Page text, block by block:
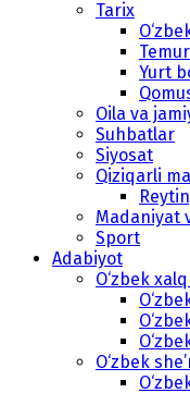
Tarix
Yurt
Oila va
Suhbatlar
Siyosat
Qiziqarli
Madaniyat
Sport
Adabiyot
O‘zbek
O‘zbek